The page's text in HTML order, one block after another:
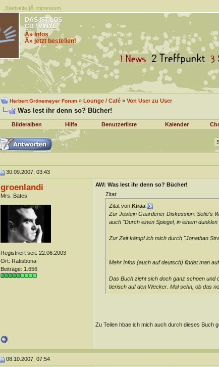
Startseite |Â Impressum
DAS IST LOS
CD / VINYL
Â» Infos
Â» jetzt bestellen!
Herbert Grönemeyer Forum» Lounge / Café» Von User zu User
Was lest ihr denn so? Bücher!
Bilderalben Hilfe Benutzerliste Kalender
30.09.2007, 03:43
groenlandi
Mrs. Bates
Registriert seit: 22.06.2003
Ort: Ratisbona
Beiträge: 1.656
AW: Was lest ihr denn so? Bücher!
Zitat:
Zitat von Kiraa
Zur Jostein Gaardener Diskussion: Sofie's
auch "Durch einen Spiegel, in einem
Zur Zeit kämpf ich mich durch "Jonathan
Mehr Infos (auch auf deutsch) findet man
Das Buch zieht sich doch ganz schoen und
tierisch auf den Wecker. Mal sehn, ob das
Zu Teilen hbae ich mich auch durch dieses Buch
08.10.2007, 07:54